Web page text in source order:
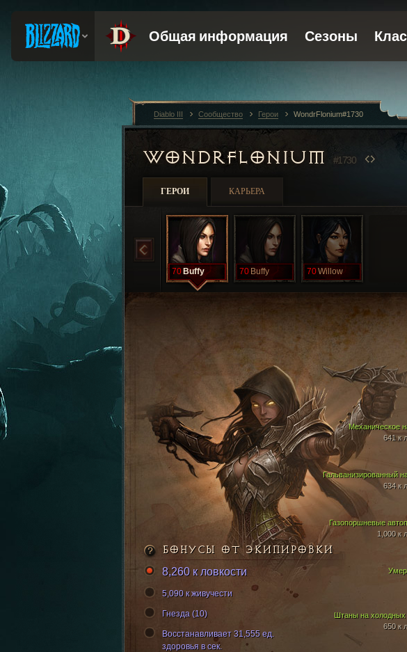
WONDRFLONIUM #1730
ГЕРОИ КАРЬЕРА
70 Buffy 70 Buffy 70Willow
Гальванизированный
634 к
Газопоршневые
1,000 к
Механическое
641 к
Штаны на холодных
650 к
БОНУСЫ ОТ ЭКИПИРОВКИ
8,260 к ловкости
5,090 к живучести
Гнезда (10)
Восстанавливает 31,555 ед.
здоровья в сек.
Diablo III Сообщество Герои WondrFlonium#1730